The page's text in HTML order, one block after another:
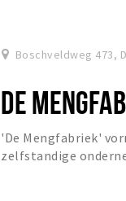
Boschveldweg 473,
DE
'De Mengfabriek'
zelfstandige